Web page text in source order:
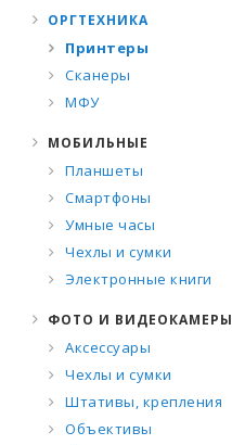
ОРГТЕХНИКА
Принтеры
Сканеры
МФУ
МОБИЛЬНЫЕ
Планшеты
Смартфоны
Умные часы
Чехлы и сумки
Электронные книги
ФОТО И ВИДЕОКАМЕРЫ
Аксессуары
Чехлы и сумки
Штативы, крепления
Объективы